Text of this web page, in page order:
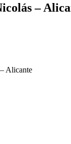
–
Alicante